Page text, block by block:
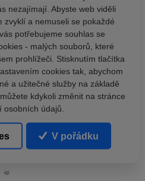
nezajímají. Abyste web viděli
zvyklí a nemuseli se pokaždé
potřebujeme souhlas se
- malých souborů, které
prohlížeči. Stisknutím tlačítka
cookies tak, abychom
a užitečné služby na základě
kdykoli změnit na stránce
osobních údajů.
V pořádku